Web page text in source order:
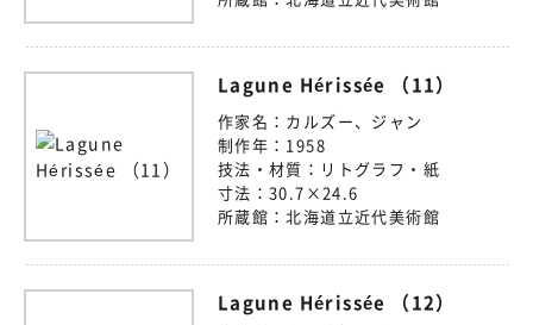
Lagune Hérissée （11）
作家名： カルズー、ジャン
制作年： 1958
技法・材質： リトグラフ・紙
寸法： 30.7×24.6
所蔵館： 北海道立近代美術館
Lagune Hérissée （12）